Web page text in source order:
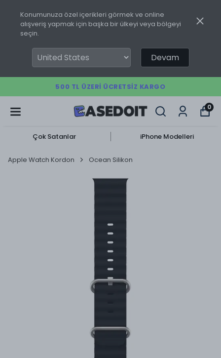
Konumunuza özel içerikleri görmek ve online
alışveriş yapmak için başka bir ülkeyi veya bölgeyi
seçin.
Devam
500 TL ÜZERI ÜCRETSIZ KARGO
0
Çok Satanlar iPhone Modelleri
Apple Watch Kordon Ocean Silikon